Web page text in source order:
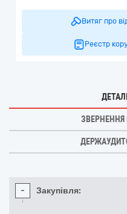
Витяг про
Реєстр
- Закупівля: